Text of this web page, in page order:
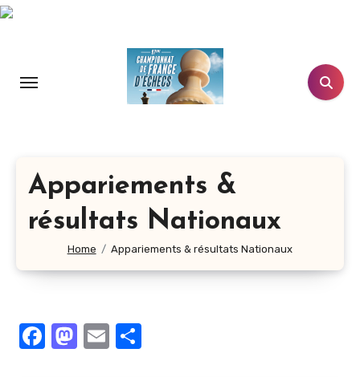
Aller
principal
Appariements &
résultats Nationaux
Home Appariements & résultats Nationaux
Facebook
Mastodon
Email